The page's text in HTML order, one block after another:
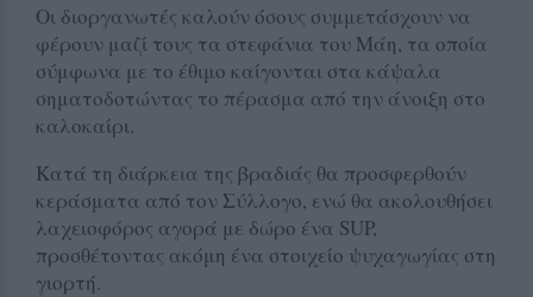
Οι διοργανωτές καλούν όσους συμμετάσχουν να
φέρουν μαζί τους τα στεφάνια του Μάη, τα οποία
σύμφωνα με το έθιμο καίγονται στα κάψαλα
σηματοδοτώντας το πέρασμα από την άνοιξη στο
καλοκαίρι.
Κατά τη διάρκεια της βραδιάς θα προσφερθούν
κεράσματα από τον Σύλλογο, ενώ θα ακολουθήσει
λαχειοφόρος αγορά με δώρο ένα SUP,
προσθέτοντας ακόμη ένα στοιχείο ψυχαγωγίας στη
γιορτή.